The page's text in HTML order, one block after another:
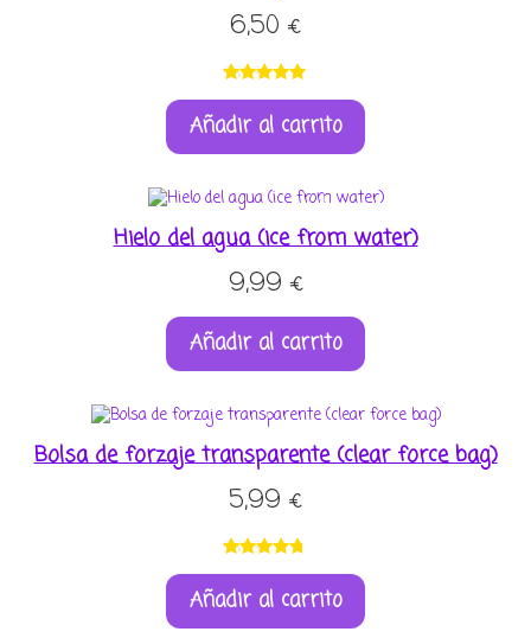
6,50 €
con5.00 de
s de
Añadir al carrito
Hielo del agua (ice from water)
9,99 €
Añadir al carrito
Bolsa de forzaje transparente (clear force bag)
5,99 €
con4.67 de
Añadir al carrito